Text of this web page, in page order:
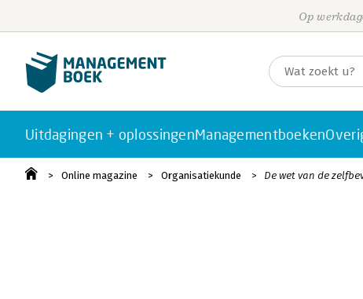
Op
Uitdagingen + oplossingenManagementboeken
Online magazine Organisatiekunde De wet van de